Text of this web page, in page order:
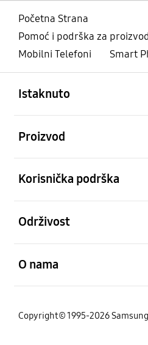
Početna Strana
Pomoć i podrška za
Mobilni Telefoni
Smart
Istaknuto
Proizvod
Korisnička podrška
Održivost
O nama
Copyright© 1995-2026